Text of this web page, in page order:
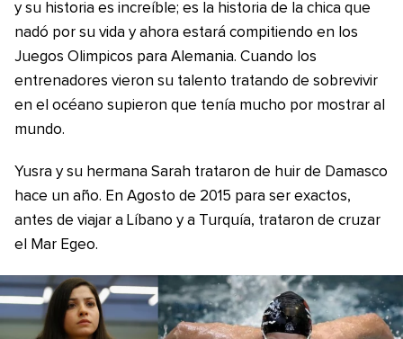
y su historia es increíble; es la historia de la chica que
nadó por su vida y ahora estará compitiendo en los
Juegos Olimpicos para Alemania. Cuando los
entrenadores vieron su talento tratando de sobrevivir
en el océano supieron que tenía mucho por mostrar al
mundo.
Yusra y su hermana Sarah trataron de huir de Damasco
hace un año. En Agosto de 2015 para ser exactos,
antes de viajar a Líbano y a Turquía, trataron de cruzar
el Mar Egeo.